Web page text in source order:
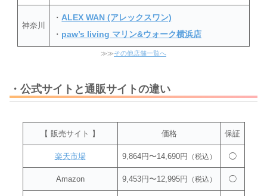
神奈川
・ ALEX WAN (アレックスワン)
・ paw’s living マリン&ウォーク横浜店
≫≫その他店舗一覧へ
・公式サイトと通販サイトの違い
【 販売サイト 】 価格 保証
楽天市場 9,864円〜14,690円 （税込） ◯
Amazon 9,453円〜12,995円 （税込） ◯